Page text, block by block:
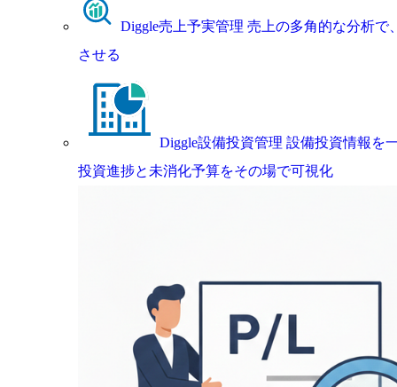
Diggle売上予実管理 売上の多角的な分析で
させる
Diggle設備投資管理 設備投資情報を
投資進捗と未消化予算をその場で可視化